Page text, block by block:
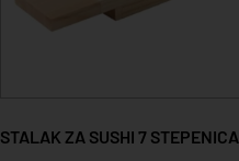
STALAK ZA SUSHI 7 STEPENICA